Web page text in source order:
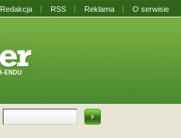
Redakcja RSS Reklama O serwisie